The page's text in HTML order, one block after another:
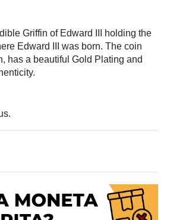
Griffin of Edward III holding the
Edward III was born. The coin
has a beautiful Gold Plating and